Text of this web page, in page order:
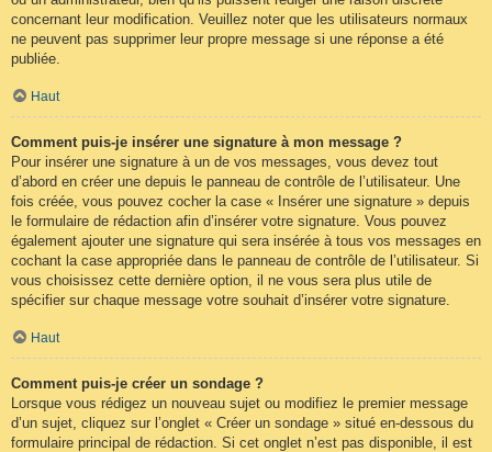
concernant leur modification. Veuillez noter que les utilisateurs normaux
ne peuvent pas supprimer leur propre message si une réponse a été
publiée.
Haut
Comment puis-je insérer une signature à mon message ?
Pour insérer une signature à un de vos messages, vous devez tout
d’abord en créer une depuis le panneau de contrôle de l’utilisateur. Une
fois créée, vous pouvez cocher la case « Insérer une signature » depuis
le formulaire de rédaction afin d’insérer votre signature. Vous pouvez
également ajouter une signature qui sera insérée à tous vos messages en
cochant la case appropriée dans le panneau de contrôle de l’utilisateur. Si
vous choisissez cette dernière option, il ne vous sera plus utile de
spécifier sur chaque message votre souhait d’insérer votre signature.
Haut
Comment puis-je créer un sondage ?
Lorsque vous rédigez un nouveau sujet ou modifiez le premier message
d’un sujet, cliquez sur l’onglet « Créer un sondage » situé en-dessous du
formulaire principal de rédaction. Si cet onglet n’est pas disponible, il est